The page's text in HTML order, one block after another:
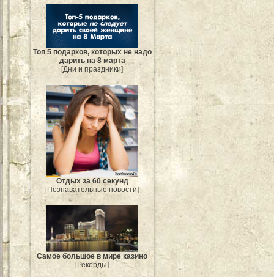
Топ 5 подарков, которых не надо
дарить на 8 марта
[Дни и праздники]
Отдых за 60 секунд
[Познавательные новости]
Самое большое в мире казино
[Рекорды]